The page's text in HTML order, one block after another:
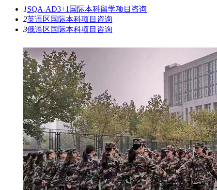
1SQA-AD3+1国际本科留学项目 咨询
2英语区国际本科项目 咨询
3俄语区国际本科项目 咨询